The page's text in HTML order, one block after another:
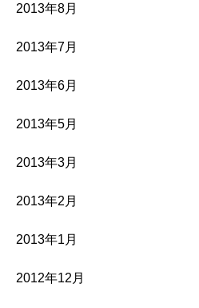
2013年8月
2013年7月
2013年6月
2013年5月
2013年3月
2013年2月
2013年1月
2012年12月